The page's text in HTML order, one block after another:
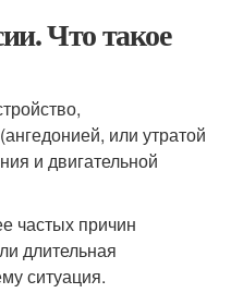
Что такое
или утратой
и двигательной
частых причин
длительная
ситуация.